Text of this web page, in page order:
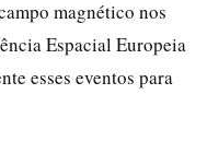
magnético nos
Espacial Europeia
esses eventos para